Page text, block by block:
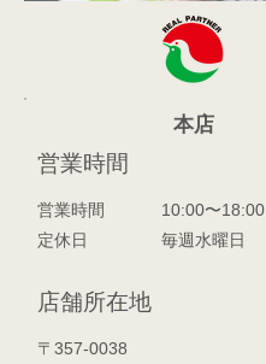
​本店
営業時間
営業時間
定休日
10:00〜18:00
毎週水曜日
店舗所在地
〒357-0038